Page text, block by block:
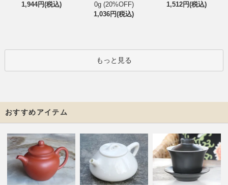
1,944円(税込)
0g (20%OFF)
1,036円(税込)
1,512円(税込)
もっと見る
おすすめアイテム